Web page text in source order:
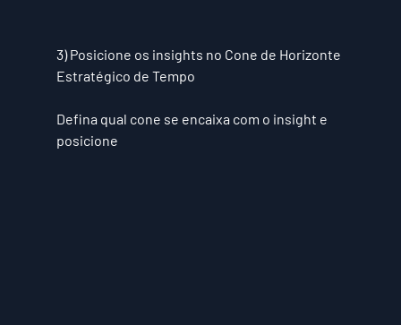
3) Posicione os insights no Cone de Horizonte
Estratégico de Tempo
Defina qual cone se encaixa com o insight e
posicione